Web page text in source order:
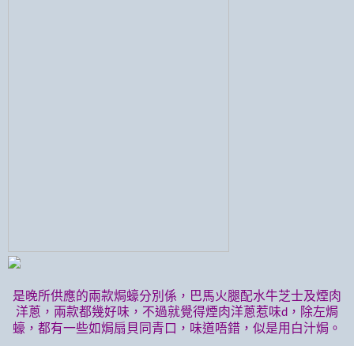
是晚所供應的兩款焗蠔分別係，巴馬火腿配水牛芝士及煙肉
洋蔥，兩款都幾好味，不過就覺得煙肉洋蔥惹味d ，除左焗
蠔，都有一些如焗扇貝同青口，味道唔錯，似是用白汁焗。